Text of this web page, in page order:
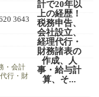
3643
・会計
行・財